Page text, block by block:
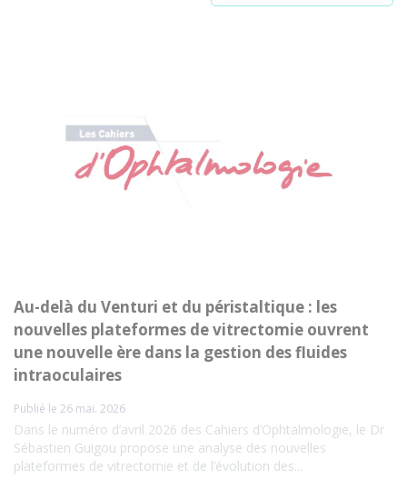
Au-delà du Venturi et du péristaltique : les
nouvelles plateformes de vitrectomie ouvrent
une nouvelle ère dans la gestion des fluides
intraoculaires
Publié le 26 mai. 2026
Dans le numéro d’avril 2026 des Cahiers d’Ophtalmologie, le Dr
Sébastien Guigou propose une analyse des nouvelles
plateformes de vitrectomie et de l’évolution des...